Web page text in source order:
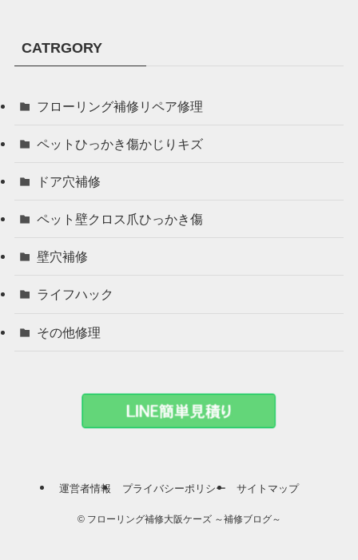
CATRGORY
フローリング補修リペア修理
ペットひっかき傷かじりキズ
ドア穴補修
ペット壁クロス爪ひっかき傷
壁穴補修
ライフハック
その他修理
運営者情報 プライバシーポリシー サイトマップ
©フローリング補修大阪ケーズ ～補修ブログ～